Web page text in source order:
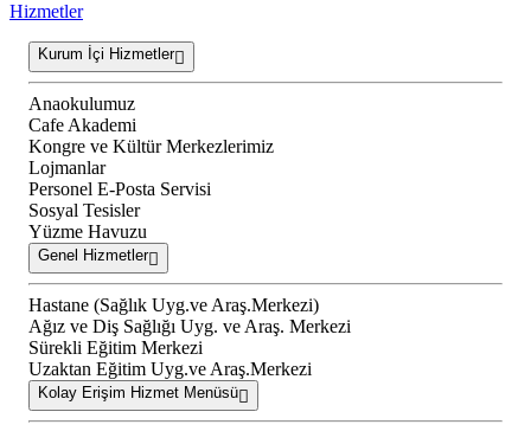
Hizmetler
Kurum İçi Hizmetler
Anaokulumuz
Cafe Akademi
Kongre ve Kültür Merkezlerimiz
Lojmanlar
Personel E-Posta Servisi
Sosyal Tesisler
Yüzme Havuzu
Genel Hizmetler
Hastane (Sağlık Uyg.ve Araş.Merkezi)
Ağız ve Diş Sağlığı Uyg. ve Araş. Merkezi
Sürekli Eğitim Merkezi
Uzaktan Eğitim Uyg.ve Araş.Merkezi
Kolay Erişim Hizmet Menüsü